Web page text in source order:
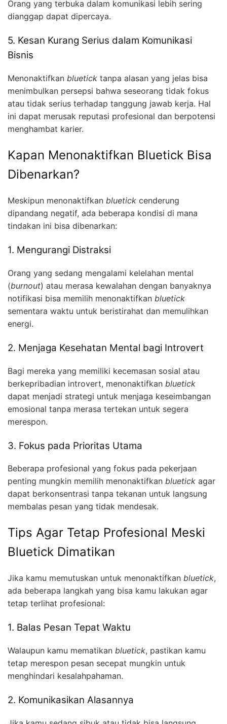
Orang yang terbuka dalam komunikasi lebih sering
dianggap dapat dipercaya.
5. Kesan Kurang Serius dalam Komunikasi
Bisnis
Menonaktifkan bluetick tanpa alasan yang jelas bisa
menimbulkan persepsi bahwa seseorang tidak fokus
atau tidak serius terhadap tanggung jawab kerja. Hal
ini dapat merusak reputasi profesional dan berpotensi
menghambat karier.
Kapan Menonaktifkan Bluetick Bisa
Dibenarkan?
Meskipun menonaktifkan bluetick cenderung
dipandang negatif, ada beberapa kondisi di mana
tindakan ini bisa dibenarkan:
1. Mengurangi Distraksi
Orang yang sedang mengalami kelelahan mental
(burnout) atau merasa kewalahan dengan banyaknya
notifikasi bisa memilih menonaktifkan bluetick
sementara waktu untuk beristirahat dan memulihkan
energi.
2. Menjaga Kesehatan Mental bagi Introvert
Bagi mereka yang memiliki kecemasan sosial atau
berkepribadian introvert, menonaktifkan bluetick
dapat menjadi strategi untuk menjaga keseimbangan
emosional tanpa merasa tertekan untuk segera
merespon.
3. Fokus pada Prioritas Utama
Beberapa profesional yang fokus pada pekerjaan
penting mungkin memilih menonaktifkan bluetick agar
dapat berkonsentrasi tanpa tekanan untuk langsung
membalas pesan yang tidak mendesak.
Tips Agar Tetap Profesional Meski
Bluetick Dimatikan
Jika kamu memutuskan untuk menonaktifkan bluetick,
ada beberapa langkah yang bisa kamu lakukan agar
tetap terlihat profesional:
1. Balas Pesan Tepat Waktu
Walaupun kamu mematikan bluetick, pastikan kamu
tetap merespon pesan secepat mungkin untuk
menghindari kesalahpahaman.
2. Komunikasikan Alasannya